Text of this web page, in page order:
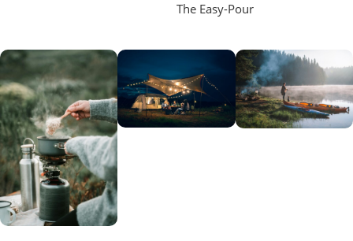
The Easy-Pour